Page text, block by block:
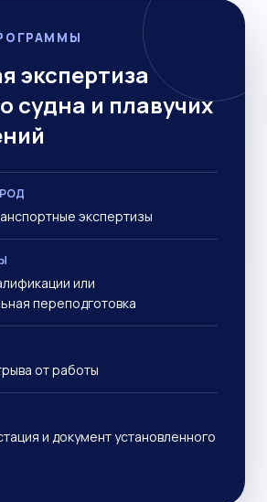
экспертиза
судна и плавучих
экспертизы
или
переподготовка
от работы
и документ установленного